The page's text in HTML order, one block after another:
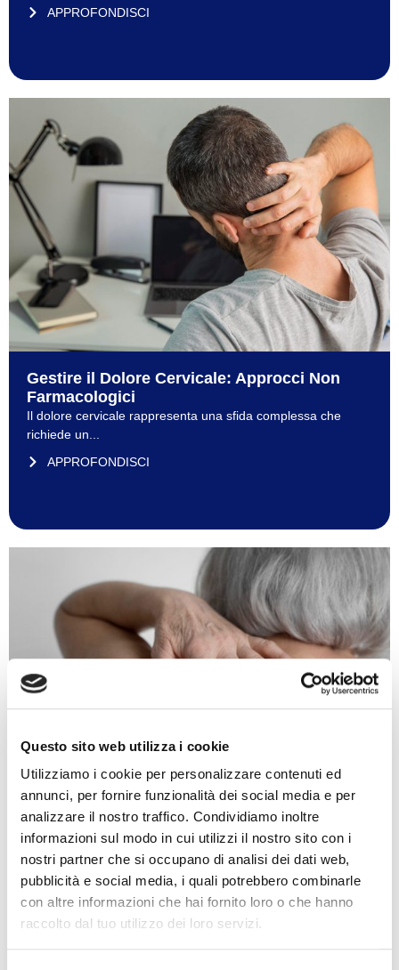
Questo sito web utilizza i cookie
Utilizziamo i cookie per personalizzare contenuti ed
annunci, per fornire funzionalità dei social media e per
analizzare il nostro traffico. Condividiamo inoltre
informazioni sul modo in cui utilizzi il nostro sito con i
nostri partner che si occupano di analisi dei dati web,
pubblicità e social media, i quali potrebbero combinarle
con altre informazioni che hai fornito loro o che hanno
raccolto dal tuo utilizzo dei loro servizi.
APPROFONDISCI
Gestire il Dolore Cervicale: Approcci Non
Farmacologici
Il dolore cervicale rappresenta una sfida complessa che
richiede un...
APPROFONDISCI
dell’Osteoporosi Spinale
Riconoscere e affrontare l'osteoporosi spinale richiede un
approccio integrato che...
APPROFONDISCI